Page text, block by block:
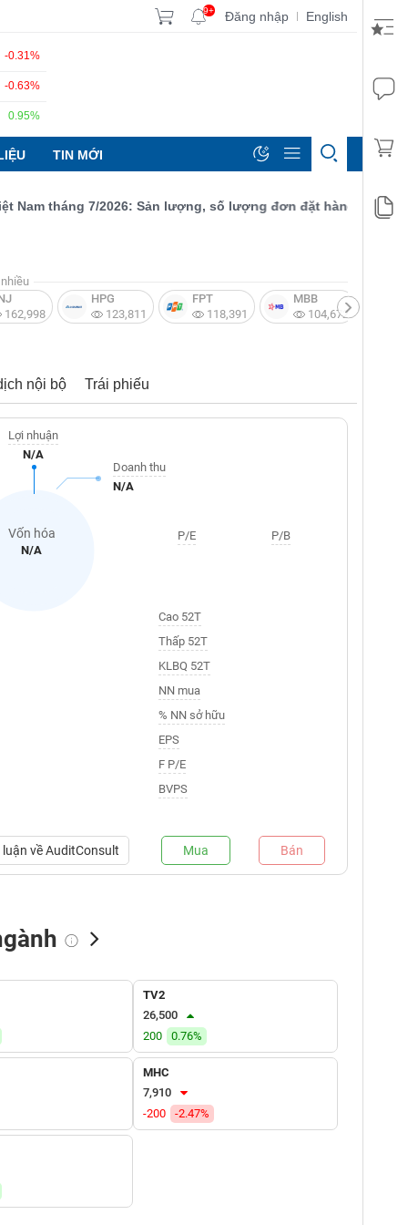
9+ Đăng nhập | English
-0.31%
-0.63%
0.95%
TIN MỚI
tháng 7/2026: Sản lượng, số lượng đơn đặt hàng mới và xuất
162,998
HPG
123,811
FPT
118,391
MBB
104,672
nội bộ Trái phiếu
Vốn hóa
N/A
Lợi nhuận
N/A
Doanh thu
N/A
P/E P/B
Cao 52T
Thấp 52T
KLBQ 52T
NN mua
% NN sở hữu
EPS
F P/E
BVPS
vềAuditConsult Mua Bán
Tự doanh mua
TV2
26,500
200
0.76%
MHC
7,910
-200
-2.47%